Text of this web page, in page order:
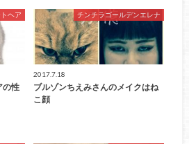
ヘア
の性
チンチラゴールデンエレナ
2017.7.18
ブルゾンちえみさんのメイクはね
こ顔